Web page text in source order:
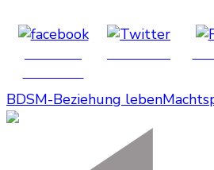
BDSM-Beziehung leben